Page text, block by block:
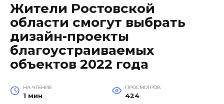
Жители Ростовской
области смогут выбрать
дизайн-проекты
благоустраиваемых
объектов 2022 года
НА ЧТЕНИЕ
1 мин
ПРОСМОТРОВ
424